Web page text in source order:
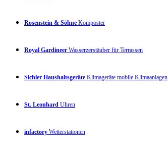
Rosenstein & Söhne Komposter
Royal Gardineer Wasserzerstäuber für Terrassen
Sichler Haushaltsgeräte Klimageräte mobile Klimaanlagen
St. Leonhard Uhren
infactory Wetterstationen